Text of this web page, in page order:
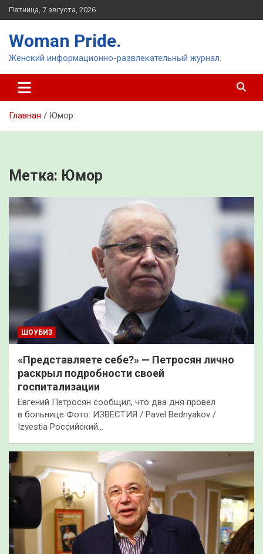
Перейти
к
Пятница, 7 августа, 2026
Woman Pride.
Женский информационно-развлекательный журнал.
Главная Юмор
Метка: Юмор
ШОУБИЗ
«Представляете себе?» — Петросян лично
раскрыл подробности своей
госпитализации
Евгений Петросян сообщил, что два дня провел
в больнице Фото: ИЗВЕСТИЯ / Pavel Bednyakov /
Izvestia Российский…